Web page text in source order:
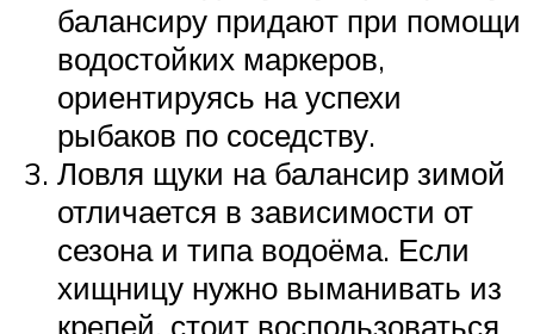
балансиру придают при помощи
водостойких маркеров,
ориентируясь на успехи
рыбаков по соседству.
Ловля щуки на балансир зимой
отличается в зависимости от
сезона и типа водоёма. Если
хищницу нужно выманивать из
крепей, стоит воспользоваться